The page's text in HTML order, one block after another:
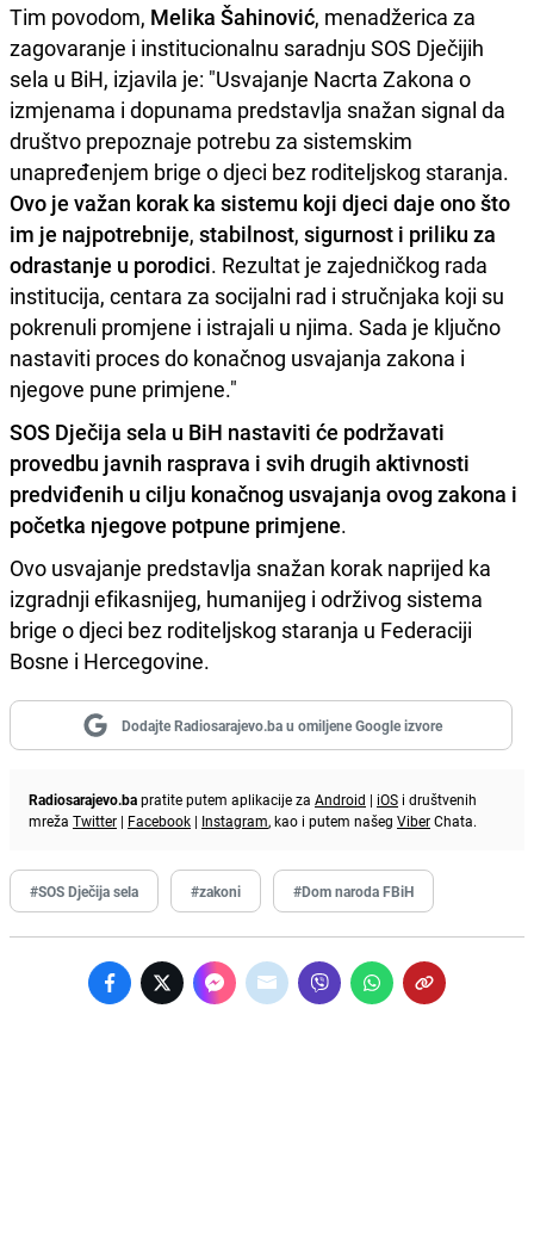
Tim povodom, Melika Šahinović, menadžerica za
zagovaranje i institucionalnu saradnju SOS Dječijih
sela u BiH, izjavila je: "Usvajanje Nacrta Zakona o
izmjenama i dopunama predstavlja snažan signal da
društvo prepoznaje potrebu za sistemskim
unapređenjem brige o djeci bez roditeljskog staranja.
Ovo je važan korak ka sistemu koji djeci daje ono što
im je najpotrebnije, stabilnost, sigurnost i priliku za
odrastanje u porodici. Rezultat je zajedničkog rada
institucija, centara za socijalni rad i stručnjaka koji su
pokrenuli promjene i istrajali u njima. Sada je ključno
nastaviti proces do konačnog usvajanja zakona i
njegove pune primjene."
SOS Dječija sela u BiH nastaviti će podržavati
provedbu javnih rasprava i svih drugih aktivnosti
predviđenih u cilju konačnog usvajanja ovog zakona i
početka njegove potpune primjene.
Ovo usvajanje predstavlja snažan korak naprijed ka
izgradnji efikasnijeg, humanijeg i održivog sistema
brige o djeci bez roditeljskog staranja u Federaciji
Bosne i Hercegovine.
Dodajte Radiosarajevo.ba u omiljene Google izvore
Radiosarajevo.bapratite putem aplikacije za Android | iOS i društvenih
mreža Twitter | Facebook | Instagram, kao i putem našeg ViberChata.
#SOS Dječija sela #zakoni #Dom naroda FBiH